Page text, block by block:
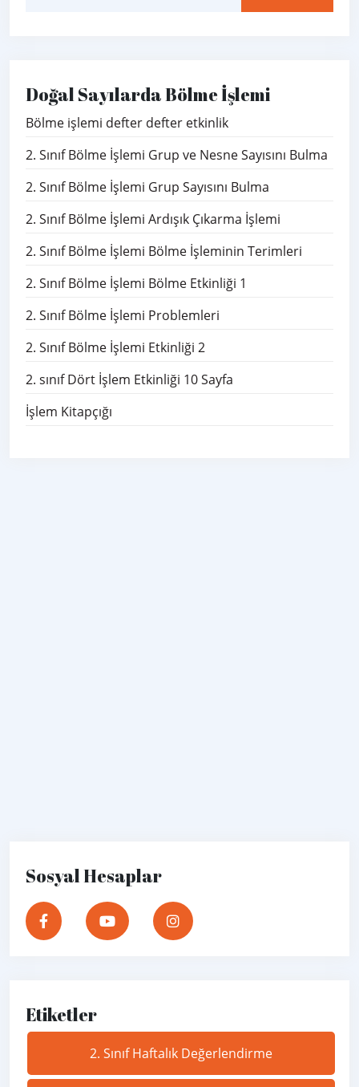
Doğal Sayılarda Bölme İşlemi
Bölme işlemi defter defter etkinlik
2. Sınıf Bölme İşlemi Grup ve Nesne Sayısını Bulma
2. Sınıf Bölme İşlemi Grup Sayısını Bulma
2. Sınıf Bölme İşlemi Ardışık Çıkarma İşlemi
2. Sınıf Bölme İşlemi Bölme İşleminin Terimleri
2. Sınıf Bölme İşlemi Bölme Etkinliği 1
2. Sınıf Bölme İşlemi Problemleri
2. Sınıf Bölme İşlemi Etkinliği 2
2. sınıf Dört İşlem Etkinliği 10 Sayfa
İşlem Kitapçığı
Sosyal Hesaplar
Etiketler
2. Sınıf Haftalık Değerlendirme